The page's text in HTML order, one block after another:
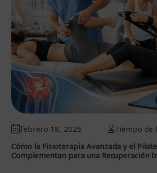
febrero 18, 2026
Tiempo de
Cómo la Fisioterapia Avanzada y el
Complementan para una Recuperación